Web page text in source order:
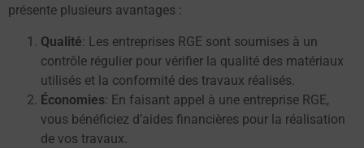
présente plusieurs avantages :
Qualité: Les entreprises RGE sont soumises à un
contrôle régulier pour vérifier la qualité des matériaux
utilisés et la conformité des travaux réalisés.
Économies: En faisant appel à une entreprise RGE,
vous bénéficiez d’aides financières pour la réalisation
de vos travaux.